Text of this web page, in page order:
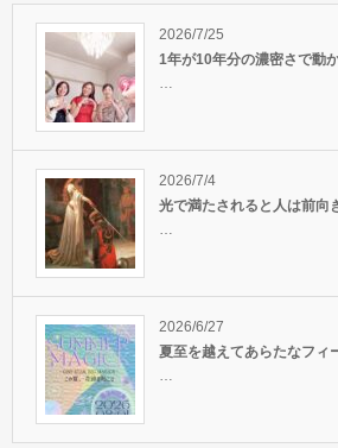
？
【スピリ…
MAX瞑想™ご参加あ
2026/7/25
1年が10年分の濃密さで動
2026/7/4
光で満たされると人は前向
2026/6/27
夏至を越えてあらたなフィ